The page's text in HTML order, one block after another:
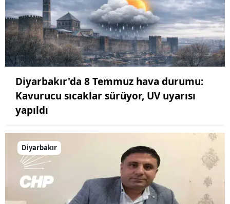
Diyarbakır'da 8 Temmuz hava durumu:
Kavurucu sıcaklar sürüyor, UV uyarısı
yapıldı
Diyarbakır